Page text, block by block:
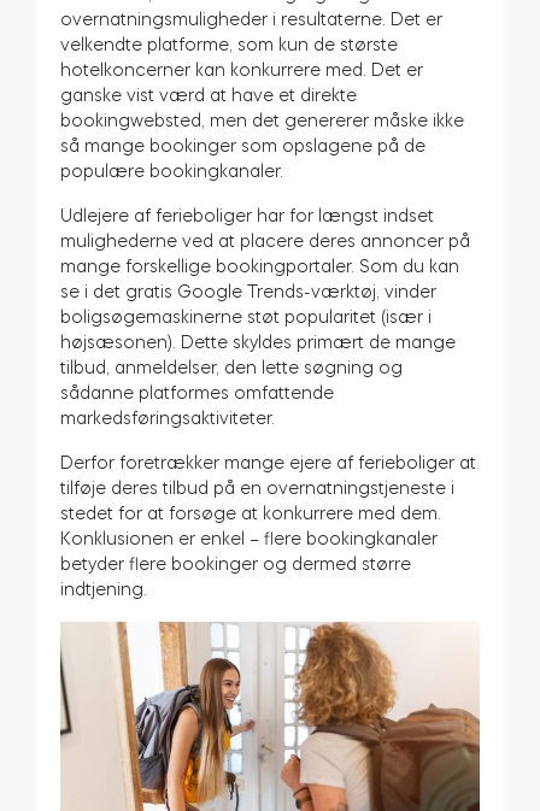
overnatningsmuligheder i resultaterne. Det er
velkendte platforme, som kun de største
hotelkoncerner kan konkurrere med. Det er
ganske vist værd at have et direkte
bookingwebsted, men det genererer måske ikke
så mange bookinger som opslagene på de
populære bookingkanaler.
Udlejere af ferieboliger har for længst indset
mulighederne ved at placere deres annoncer på
mange forskellige bookingportaler. Som du kan
se i det gratis Google Trends-værktøj, vinder
boligsøgemaskinerne støt popularitet (især i
højsæsonen). Dette skyldes primært de mange
tilbud, anmeldelser, den lette søgning og
sådanne platformes omfattende
markedsføringsaktiviteter.
Derfor foretrækker mange ejere af ferieboliger at
tilføje deres tilbud på en overnatningstjeneste i
stedet for at forsøge at konkurrere med dem.
Konklusionen er enkel – flere bookingkanaler
betyder flere bookinger og dermed større
indtjening.